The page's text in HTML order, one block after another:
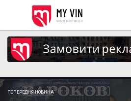
ПОПЕРЕДНЯ НОВИНА